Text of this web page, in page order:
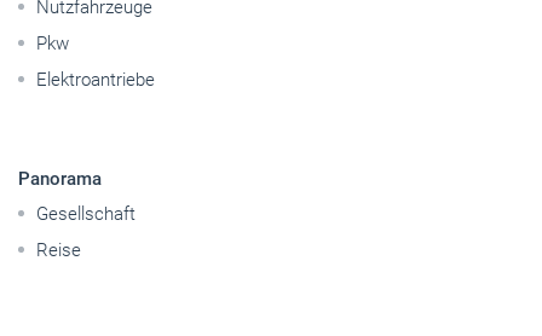
Nutzfahrzeuge
Pkw
Elektroantriebe
Panorama
Gesellschaft
Reise